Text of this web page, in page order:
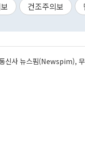
건조주의보
신사 뉴스핌(Newspim),